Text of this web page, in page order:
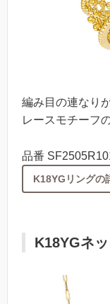
編み目の連なり
レースモチーフ
品番
K18YGリングの
K18YGネ